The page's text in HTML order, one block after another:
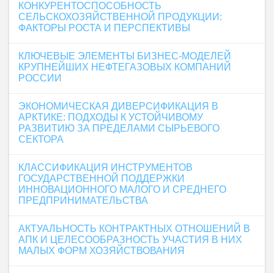
КОНКУРЕНТОСПОСОБНОСТЬ
СЕЛЬСКОХОЗЯЙСТВЕННОЙ ПРОДУКЦИИ:
ФАКТОРЫ РОСТА И ПЕРСПЕКТИВЫ
КЛЮЧЕВЫЕ ЭЛЕМЕНТЫ БИЗНЕС-МОДЕЛЕЙ
КРУПНЕЙШИХ НЕФТЕГАЗОВЫХ КОМПАНИЙ
РОССИИ
ЭКОНОМИЧЕСКАЯ ДИВЕРСИФИКАЦИЯ В
АРКТИКЕ: ПОДХОДЫ К УСТОЙЧИВОМУ
РАЗВИТИЮ ЗА ПРЕДЕЛАМИ СЫРЬЕВОГО
СЕКТОРА
КЛАССИФИКАЦИЯ ИНСТРУМЕНТОВ
ГОСУДАРСТВЕННОЙ ПОДДЕРЖКИ
ИННОВАЦИОННОГО МАЛОГО И СРЕДНЕГО
ПРЕДПРИНИМАТЕЛЬСТВА
АКТУАЛЬНОСТЬ КОНТРАКТНЫХ ОТНОШЕНИЙ В
АПК И ЦЕЛЕСООБРАЗНОСТЬ УЧАСТИЯ В НИХ
МАЛЫХ ФОРМ ХОЗЯЙСТВОВАНИЯ